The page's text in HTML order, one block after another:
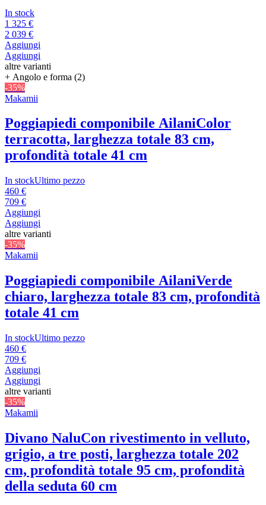
In stock
1 325 €
2 039 €
Aggiungi
Aggiungi
altre varianti
+ Angolo e forma (2)
-35%
Makamii
Poggiapiedi componibile AilaniColor
terracotta, larghezza totale 83 cm,
profondità totale 41 cm
In stockUltimo pezzo
460 €
709 €
Aggiungi
Aggiungi
altre varianti
-35%
Makamii
Poggiapiedi componibile AilaniVerde
chiaro, larghezza totale 83 cm, profondità
totale 41 cm
In stockUltimo pezzo
460 €
709 €
Aggiungi
Aggiungi
altre varianti
-35%
Makamii
Divano NaluCon rivestimento in velluto,
grigio, a tre posti, larghezza totale 202
cm, profondità totale 95 cm, profondità
della seduta 60 cm